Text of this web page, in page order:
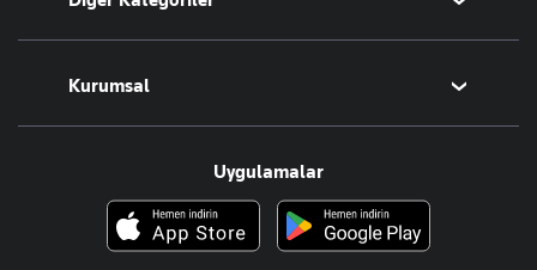
Tüm Yazarlar
Magazin
Teknoloji
Resmî Ilanlar
Foto Haber
Kurumsal
Hakkımızda
Künye
Uygulamalar